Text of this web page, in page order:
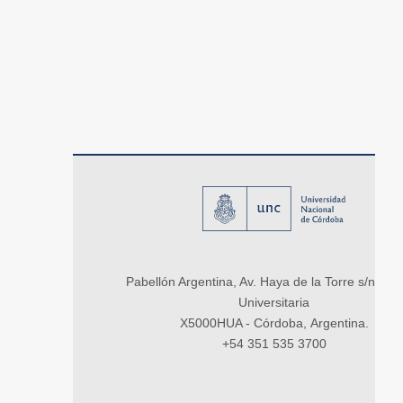
Pabellón Argentina, Av. Haya de la Torre s/n,
Universitaria
X5000HUA - Córdoba, Argentina.
+54 351 535 3700